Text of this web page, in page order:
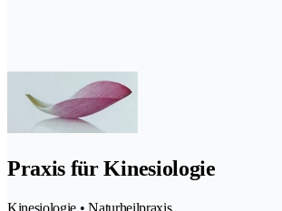
Praxis für Kinesiologie
Kinesiologie • Naturheilpraxis